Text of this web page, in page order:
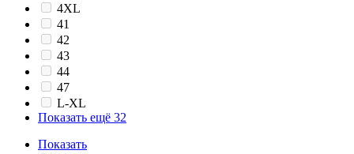
4XL
41
42
43
44
47
L-XL
Показать ещё 32
Показать